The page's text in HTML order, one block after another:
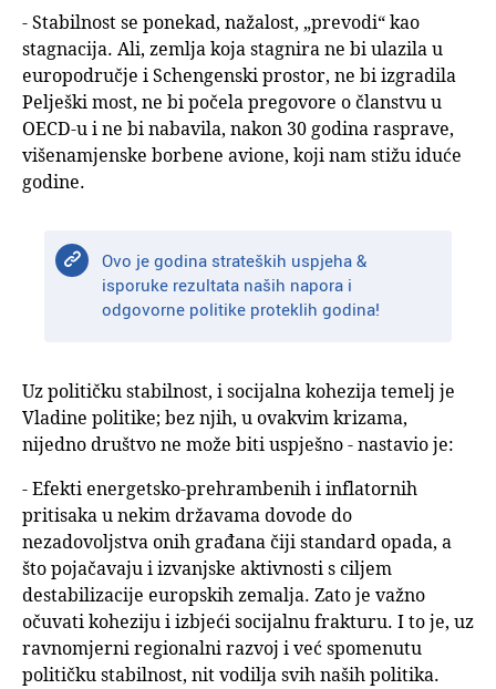
- Stabilnost se ponekad, nažalost, „prevodi“ kao
stagnacija. Ali, zemlja koja stagnira ne bi ulazila u
europodručje i Schengenski prostor, ne bi izgradila
Pelješki most, ne bi počela pregovore o članstvu u
OECD-u i ne bi nabavila, nakon 30 godina rasprave,
višenamjenske borbene avione, koji nam stižu iduće
godine.
Ovo je godina strateških uspjeha &
isporuke rezultata naših napora i
odgovorne politike proteklih godina!
Uz političku stabilnost, i socijalna kohezija temelj je
Vladine politike; bez njih, u ovakvim krizama,
nijedno društvo ne može biti uspješno - nastavio je:
- Efekti energetsko-prehrambenih i inflatornih
pritisaka u nekim državama dovode do
nezadovoljstva onih građana čiji standard opada, a
što pojačavaju i izvanjske aktivnosti s ciljem
destabilizacije europskih zemalja. Zato je važno
očuvati koheziju i izbjeći socijalnu frakturu. I to je, uz
ravnomjerni regionalni razvoj i već spomenutu
političku stabilnost, nit vodilja svih naših politika.